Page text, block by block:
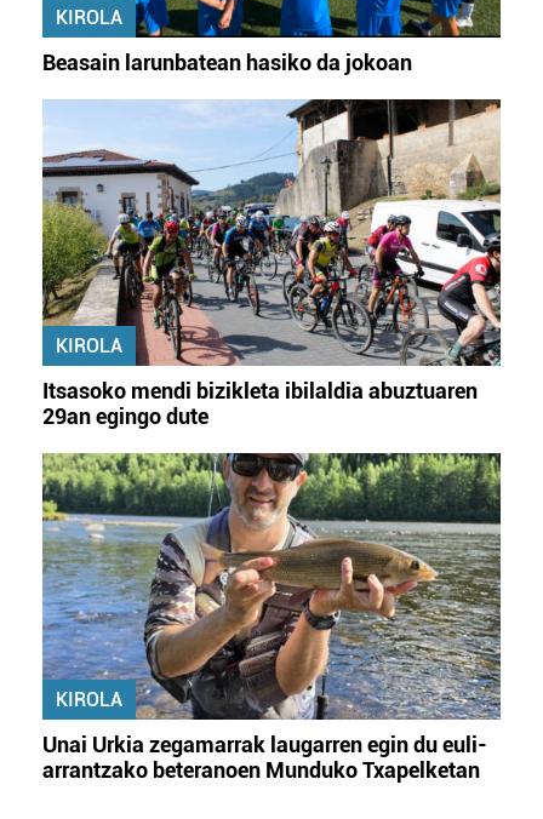
KIROLA
Beasain larunbatean hasiko da jokoan
KIROLA
Itsasoko mendi bizikleta ibilaldia abuztuaren
29an egingo dute
KIROLA
Unai Urkia zegamarrak laugarren egin du euli-
arrantzako beteranoen Munduko Txapelketan